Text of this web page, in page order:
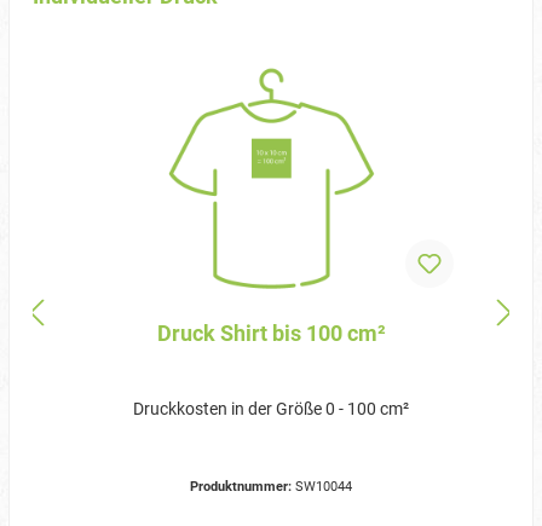
Druck Shirt bis 100 cm²
Druckkosten in der Größe 0 - 100 cm²
Produktnummer: SW10044